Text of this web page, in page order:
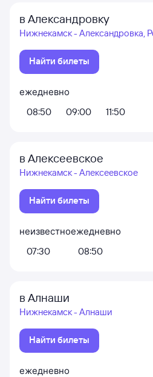
в Александровку
Нижнекамск - Александровка,
Найти билеты
ежедневно
08:50
09:00 11:50
в Алексеевское
Нижнекамск - Алексеевское
Найти билеты
неизвестно
07:30
ежедневно
08:50
в Алнаши
Нижнекамск - Алнаши
Найти билеты
ежедневно